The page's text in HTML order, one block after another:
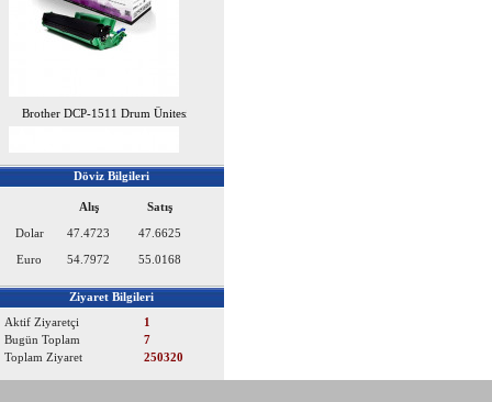
Brother DCP-1511 Drum Ünitesi
Brother HL-1111 Drum Ünitesi
Döviz Bilgileri
Alış
Satış
Dolar
47.4723
47.6625
Euro
54.7972 55.0168
Ziyaret Bilgileri
Aktif Ziyaretçi
1
Bugün Toplam
7
Toplam Ziyaret
250320